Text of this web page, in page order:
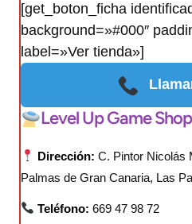
[get_boton_ficha
background=»#000″
label=»Ver tienda»]
Level Up Game Shop
Dirección: C. Pintor Nicolás
Palmas de Gran Canaria, Las
Teléfono: 669 47 98 72